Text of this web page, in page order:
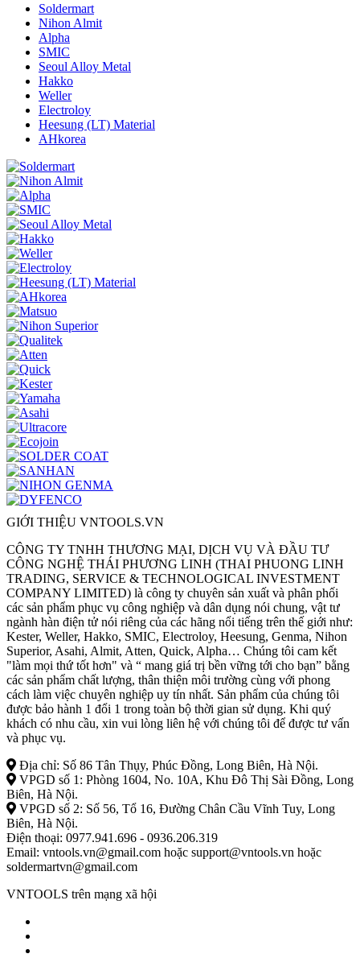
Soldermart
Nihon Almit
Alpha
SMIC
Seoul Alloy Metal
Hakko
Weller
Electroloy
Heesung (LT) Material
AHkorea
GIỚI THIỆU VNTOOLS.VN
CÔNG TY TNHH THƯƠNG MẠI, DỊCH VỤ VÀ ĐẦU TƯ
CÔNG NGHỆ THÁI PHƯƠNG LINH (THAI PHUONG LINH
TRADING, SERVICE & TECHNOLOGICAL INVESTMENT
COMPANY LIMITED) là công ty chuyên sản xuất và phân phối
các sản phẩm phục vụ công nghiệp và dân dụng nói chung, vật tư
ngành hàn điện tử nói riêng của các hãng nổi tiếng trên thế giới như:
Kester, Weller, Hakko, SMIC, Electroloy, Heesung, Genma, Nihon
Superior, Asahi, Almit, Atten, Quick, Alpha… Chúng tôi cam kết
"làm mọi thứ tốt hơn" và “ mang giá trị bền vững tới cho bạn” bằng
các sản phẩm chất lượng, thân thiện môi trường cùng với phong
cách làm việc chuyên nghiệp uy tín nhất. Sản phẩm của chúng tôi
được bảo hành 1 đổi 1 trong toàn bộ thời gian sử dụng. Khi quý
khách có nhu cầu, xin vui lòng liên hệ với chúng tôi để được tư vấn
và phục vụ.
Địa chỉ: Số 86 Tân Thụy, Phúc Đồng, Long Biên, Hà Nội.
VPGD số 1: Phòng 1604, No. 10A, Khu Đô Thị Sài Đồng, Long
Biên, Hà Nội.
VPGD số 2: Số 56, Tổ 16, Đường Chân Cầu Vĩnh Tuy, Long
Biên, Hà Nội.
Điện thoại: 0977.941.696 - 0936.206.319
Email: vntools.vn@gmail.com hoặc support@vntools.vn hoặc
soldermartvn@gmail.com
VNTOOLS trên mạng xã hội